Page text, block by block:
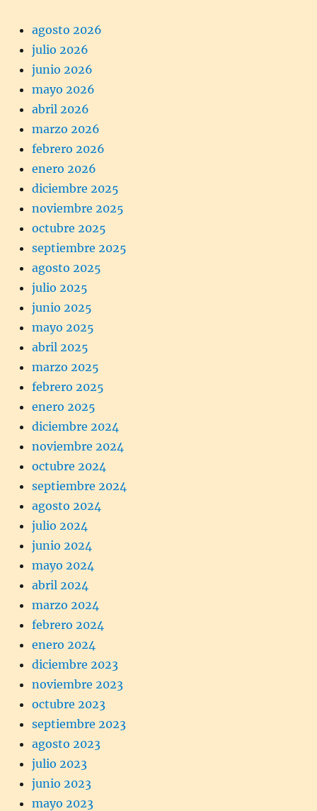
agosto 2026
julio 2026
junio 2026
mayo 2026
abril 2026
marzo 2026
febrero 2026
enero 2026
diciembre 2025
noviembre 2025
octubre 2025
septiembre 2025
agosto 2025
julio 2025
junio 2025
mayo 2025
abril 2025
marzo 2025
febrero 2025
enero 2025
diciembre 2024
noviembre 2024
octubre 2024
septiembre 2024
agosto 2024
julio 2024
junio 2024
mayo 2024
abril 2024
marzo 2024
febrero 2024
enero 2024
diciembre 2023
noviembre 2023
octubre 2023
septiembre 2023
agosto 2023
julio 2023
junio 2023
mayo 2023